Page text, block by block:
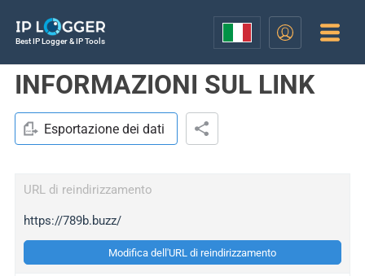
Best IP Logger & IP Tools
INFORMAZIONI SUL LINK
Esportazione dei dati
URL di reindirizzamento
https://789b.buzz/
Modifica dell'URL di reindirizzamento